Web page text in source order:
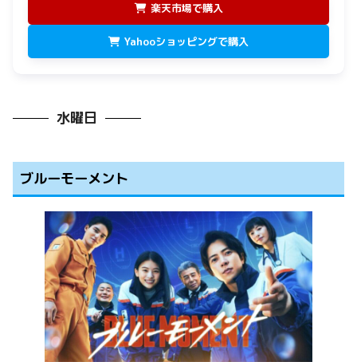
楽天市場で購入
Yahooショッピングで購入
水曜日
ブルーモーメント